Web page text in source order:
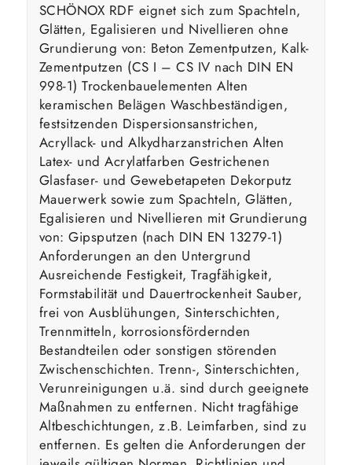
SCHÖNOX RDF eignet sich zum Spachteln,
Glätten, Egalisieren und Nivellieren ohne
Grundierung von: Beton Zementputzen, Kalk-
Zementputzen (CS I – CS IV nach DIN EN
998-1) Trockenbauelementen Alten
keramischen Belägen Waschbeständigen,
festsitzenden Dispersionsanstrichen,
Acryllack- und Alkydharzanstrichen Alten
Latex- und Acrylatfarben Gestrichenen
Glasfaser- und Gewebetapeten Dekorputz
Mauerwerk sowie zum Spachteln, Glätten,
Egalisieren und Nivellieren mit Grundierung
von: Gipsputzen (nach DIN EN 13279-1)
Anforderungen an den Untergrund
Ausreichende Festigkeit, Tragfähigkeit,
Formstabilität und Dauertrockenheit Sauber,
frei von Ausblühungen, Sinterschichten,
Trennmitteln, korrosionsfördernden
Bestandteilen oder sonstigen störenden
Zwischenschichten. Trenn-, Sinterschichten,
Verunreinigungen u.ä. sind durch geeignete
Maßnahmen zu entfernen. Nicht tragfähige
Altbeschichtungen, z.B. Leimfarben, sind zu
entfernen. Es gelten die Anforderungen der